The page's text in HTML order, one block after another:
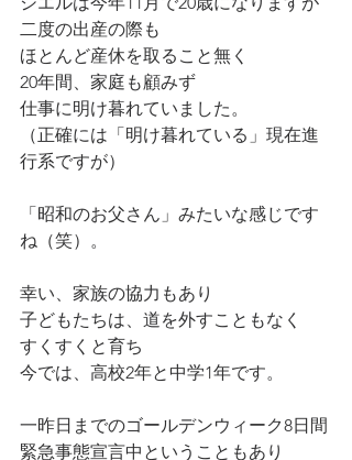
二度の出産の際も
ほとんど産休を取ること無く
20年間、家庭も顧みず
仕事に明け暮れていました。
（正確には「明け暮れている」現在進
行系ですが）
「昭和のお父さん」みたいな感じです
ね（笑）。
幸い、家族の協力もあり
子どもたちは、道を外すこともなく
すくすくと育ち
今では、高校2年と中学1年です。
一昨日までのゴールデンウィーク8日間
緊急事態宣言中ということもあり